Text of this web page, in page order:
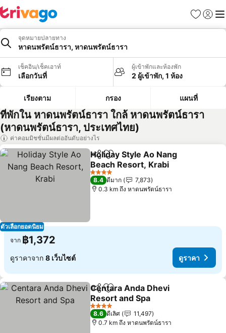
รายการโป
เข้าสู่ร
เมนู
จุดหมายปลายทาง
หาดนพรัตน์ธารา, หาดนพรัตน์ธารา
เช็คอิน/เช็คเอาท์
เลือกวันที่
ผู้เข้าพักและห้องพัก
2 ผู้เข้าพัก, 1 ห้อง
เรียงตาม กรอง แผนที่
ที่พักใน หาดนพรัตน์ธารา ใกล้ หาดนพรัตน์ธารา
(หาดนพรัตน์ธารา, ประเทศไทย)
ค่าคอมมิชชั่นมีผลต่ออันดับอย่างไร
ตัวเลือกยอดนิยม
แชร์ เพิ่มในรายการโปรด
Holiday Style Ao Nang
Beach Resort, Krabi
ดูราคา
4 ดาว
8.4 ดีมาก
7,873
0.3 km ถึง หาดนพรัตน์ธารา
จาก ฿1,372
ดูราคาจาก 8 เว็บไซต์ ดูราคา
แชร์ เพิ่มในรายการโปรด
Centara Anda Dhevi
Resort and Spa
ดูราคา
4 ดาว
8.6 ดีเลิศ
11,497
0.7 km ถึง หาดนพรัตน์ธารา